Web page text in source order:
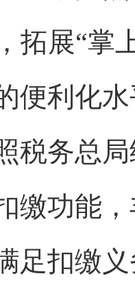
拓展“掌
便利化
务总局
缴功能
足扣缴